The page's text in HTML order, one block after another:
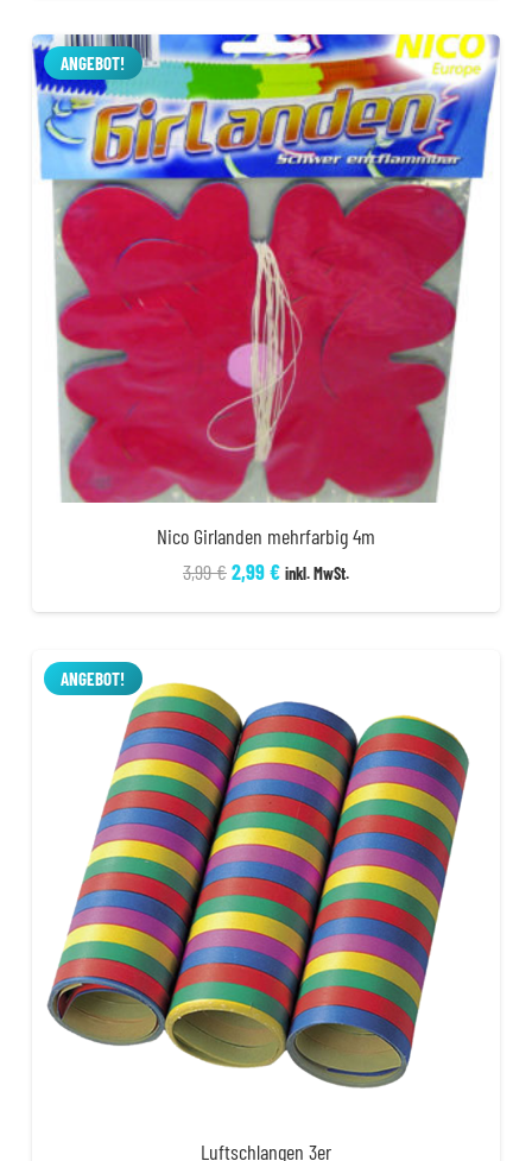
6,99 €4,99 €.
ANGEBOT!
Nico Girlanden mehrfarbig 4m
3,99€Ursprünglicher
2,99€Aktueller
inkl. MwSt.
ANGEBOT!
Luftschlangen 3er